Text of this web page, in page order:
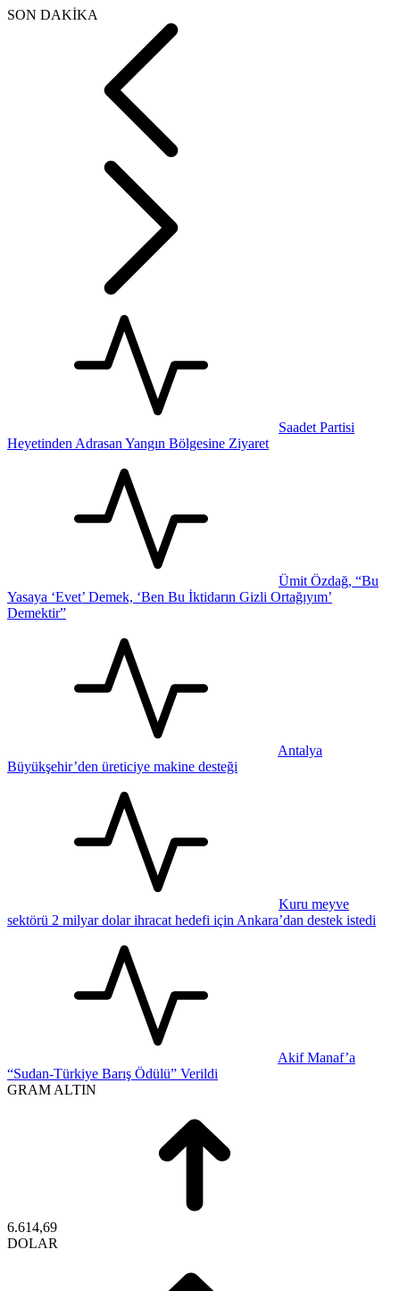
SON DAKİKA
Saadet Partisi
Heyetinden Adrasan Yangın Bölgesine Ziyaret
Ümit Özdağ, “Bu
Yasaya ‘Evet’ Demek, ‘Ben Bu İktidarın Gizli Ortağıyım’
Demektir”
Antalya
Büyükşehir’den üreticiye makine desteği
Kuru meyve
sektörü 2 milyar dolar ihracat hedefi için Ankara’dan destek istedi
Akif Manaf’a
“Sudan-Türkiye Barış Ödülü” Verildi
GRAM ALTIN
6.614,69
DOLAR